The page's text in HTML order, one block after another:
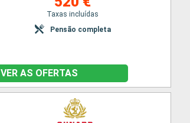
Taxas incluídas
Pensão completa
VER AS OFERTAS